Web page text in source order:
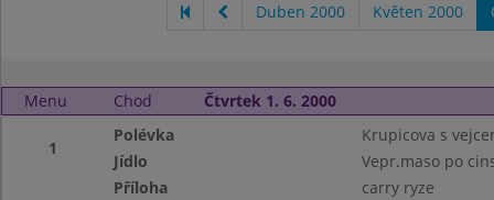
Duben 2000 Květen 2000
Menu Chod Čtvrtek 1. 6. 2000
1
Polévka
Krupicova s
Jídlo
Vepr.maso po
Příloha
carry ryze